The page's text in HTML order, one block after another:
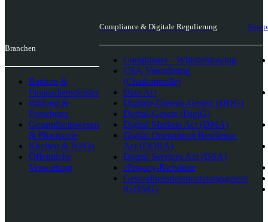
Branchen
Banken &
Finanzdienstleister
Bildung &
Forschung
Gesundheitswesen
& Pharmazie
Kirchen & NPOs
Öffentliche
Verwaltung
Compliance & Digitale Regulierung
Compliance - Whistleblowing
CSA-Verordnung
(Chatkontrolle)
Data Act
Digitale-Dienste-Gesetz (DDG)
Digital-Gesetz (DigiG)
Digital Markets Act (DMA)
Digital Operational Resilience
Act (DORA)
Digital Services Act (DSA)
ePrivacy-Richtlinie
Gesundheitsdatennutzungsgesetz
(GDNG)